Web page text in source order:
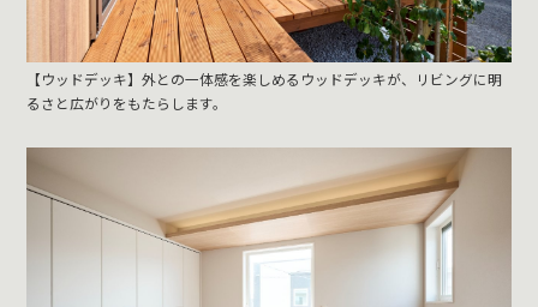
【ウッドデッキ】外との一体感を楽しめるウッドデッキが、リビングに明
るさと広がりをもたらします。